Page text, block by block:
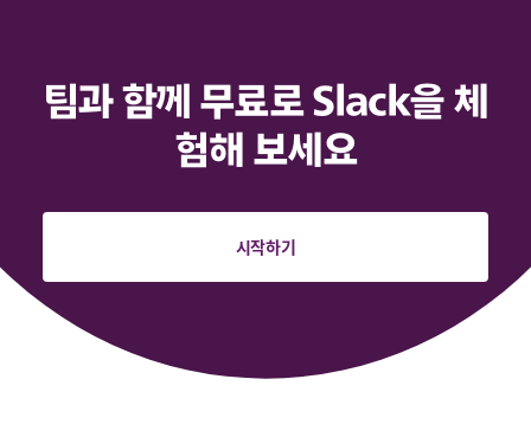
팀과 함께 무료로 Slack을 체
험해 보세요
시작하기